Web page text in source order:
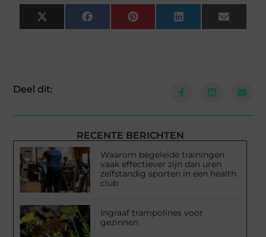
X
(Twitter)
FacebookPinterestLinkedInEmail
Deel dit:
RECENTE BERICHTEN
Waarom begeleide trainingen
vaak effectiever zijn dan uren
zelfstandig sporten in een health
club
Ingraaf trampolines voor
gezinnen